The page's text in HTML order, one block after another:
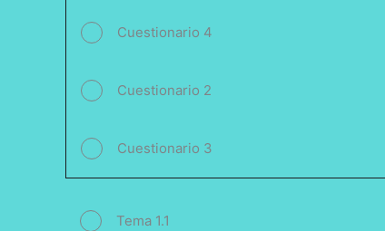
Cuestionario 4
Cuestionario 2
Cuestionario 3
Tema 1.1